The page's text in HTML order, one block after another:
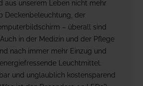
aus unserem Leben nicht mehr
Deckenbeleuchtung, der
– überall sind
Auch in der Medizin und der Pflege
nach immer mehr Einzug und
Leuchtmittel.
und unglaublich kostensparend